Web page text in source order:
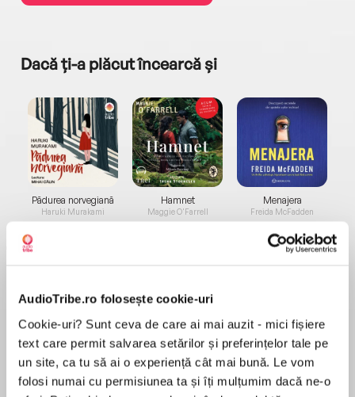
AudioTribe.ro folosește cookie-uri
Cookie-uri? Sunt ceva de care ai mai auzit - mici fișiere
text care permit salvarea setărilor și preferințelor tale pe
un site, ca tu să ai o experiență cât mai bună. Le vom
folosi numai cu permisiunea ta și îți mulțumim dacă ne-o
Dacă ți-a plăcut încearcă și
Pădurea norvegiană
Haruki Murakami
Elita de Argint (Elita
de...
Dani Francis
Hamnet
Maggie O'Farrell
Diavolul se îmbracă de
la...
Lauren Weisberger
Menajera
Freida McFadden
Migdală
Sohn Won-pyung